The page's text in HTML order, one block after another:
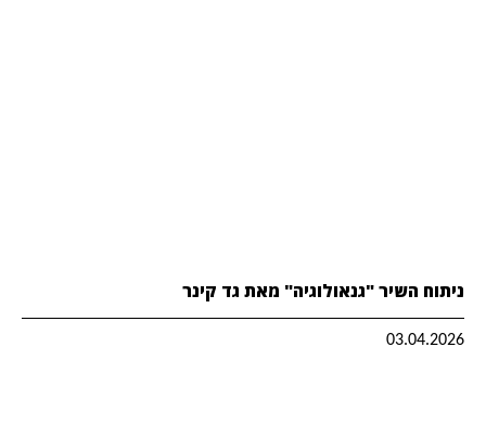
ניתוח השיר "גנאולוגיה" מאת גד קינר
03.04.2026